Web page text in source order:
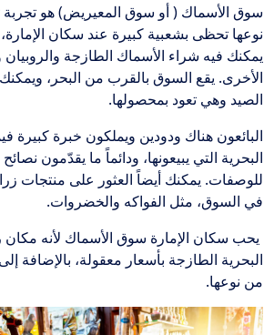
سوق الأسماك ( أو سوق المعيريض) هو
نوعها تحظى بشعبية كبيرة عند سكان
يمكنك فيه شراء الأسماك الطازجة والروبيان
الأخرى. يقع السوق بالقرب من البحر،
الصيد وهي تعود بمحصولها.
البائعون هناك ودودين ويملكون خبرة كبيرة
البحرية التي يبيعونها، ودائماً ما يقدّمون
للوصفات. يمكنك أيضاً العثور على منتجات
في السوق، مثل الفواكه والخضروات.
يحب سكان الإمارة سوق الأسماك لأنه مكان
البحرية الطازجة بأسعار معقولة، بالإضافة
من نوعها.